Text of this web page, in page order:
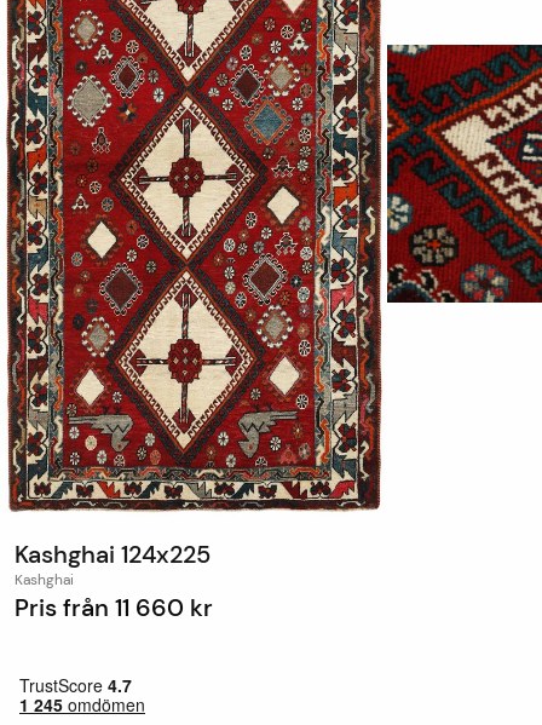
Kashghai 124x225
Kashghai
Pris från 11 660 kr